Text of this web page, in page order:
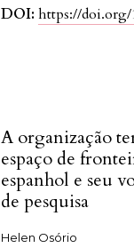
DOI: https://doi.org/
A organização
espaço de
espanhol e seu
de pesquisa
Helen Osório